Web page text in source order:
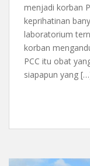
menjadi korban
keprihatinan
laboratorium
korban
PCC itu obat
siapapun yang